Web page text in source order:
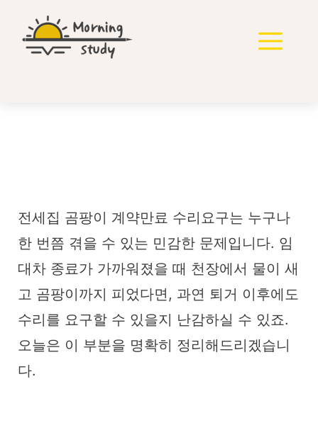
메
전세집 곰팡이 계약만료 수리요구는 누구나
한 번쯤 겪을 수 있는 민감한 문제입니다. 임
대차 종료가 가까워졌을 때 천장에서 물이 새
고 곰팡이까지 피었다면, 과연 퇴거 이후에도
수리를 요구할 수 있을지 난감하실 수 있죠.
오늘은 이 부분을 명확히 정리해드리겠습니
다.